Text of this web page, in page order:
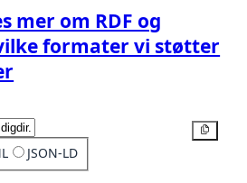
mer om RDF og
formater vi støtter
JSON-LD